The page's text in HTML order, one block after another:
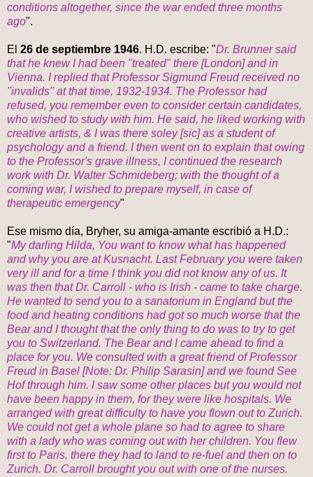
conditions altogether, since the war ended three months
ago".
El 26 de septiembre 1946. H.D. escribe: "Dr. Brunner said
that he knew I had been "treated" there [London] and in
Vienna. I replied that Professor Sigmund Freud received no
"invalids" at that time, 1932-1934. The Professor had
refused, you remember even to consider certain candidates,
who wished to study with him. He said, he liked working with
creative artists, & I was there soley [sic] as a student of
psychology and a friend. I then went on to explain that owing
to the Professor's grave illness, I continued the research
work with Dr. Walter Schmideberg; with the thought of a
coming war, I wished to prepare myself, in case of
therapeutic emergency"
Ese mismo día, Bryher, su amiga-amante escribió a H.D.:
"My darling Hilda, You want to know what has happened
and why you are at Kusnacht. Last February you were taken
very ill and for a time I think you did not know any of us. It
was then that Dr. Carroll - who is Irish - came to take charge.
He wanted to send you to a sanatorium in England but the
food and heating conditions had got so much worse that the
Bear and I thought that the only thing to do was to try to get
you to Switzerland. The Bear and I came ahead to find a
place for you. We consulted with a great friend of Professor
Freud in Basel [Note: Dr. Philip Sarasin] and we found See
Hof through him. I saw some other places but you would not
have been happy in them, for they were like hospitals. We
arranged with great difficulty to have you flown out to Zurich.
We could not get a whole plane so had to agree to share
with a lady who was coming out with her children. You flew
first to Paris, there they had to land to re-fuel and then on to
Zurich. Dr. Carroll brought you out with one of the nurses.